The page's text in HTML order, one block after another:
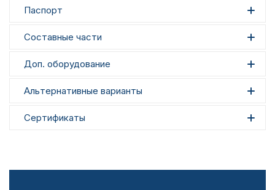
Паспорт
Составные части
Доп. оборудование
Альтернативные варианты
Сертификаты